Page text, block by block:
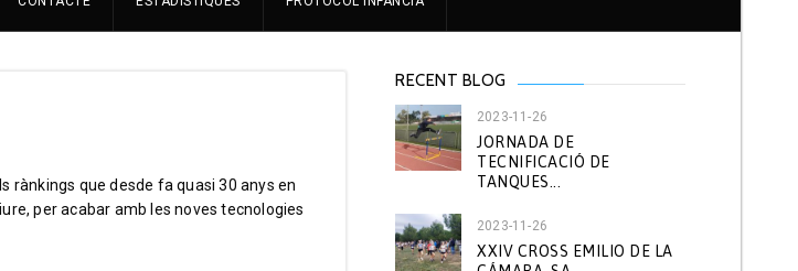
que desde fa quasi 30 anys en
per acabar amb les noves tecnologies
RECENT BLOG
2023-11-26
JORNADA DE
TECNIFICACIÓ DE
TANQUES...
2023-11-26
XXIV CROSS EMILIO DE LA